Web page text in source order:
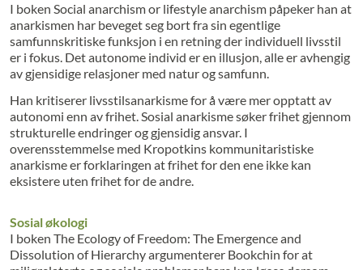
I boken Social anarchism or lifestyle anarchism påpeker han at
anarkismen har beveget seg bort fra sin egentlige
samfunnskritiske funksjon i en retning der individuell livsstil
er i fokus. Det autonome individ er en illusjon, alle er avhengig
av gjensidige relasjoner med natur og samfunn.
Han kritiserer livsstilsanarkisme for å være mer opptatt av
autonomi enn av frihet. Sosial anarkisme søker frihet gjennom
strukturelle endringer og gjensidig ansvar. I
overensstemmelse med Kropotkins kommunitaristiske
anarkisme er forklaringen at frihet for den ene ikke kan
eksistere uten frihet for de andre.
Sosial økologi
I boken The Ecology of Freedom: The Emergence and
Dissolution of Hierarchy argumenterer Bookchin for at